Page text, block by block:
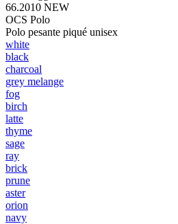
66.2010 NEW
OCS Polo
Polo pesante piqué unisex
white
black
charcoal
grey melange
fog
birch
latte
thyme
sage
ray
brick
prune
aster
orion
navy